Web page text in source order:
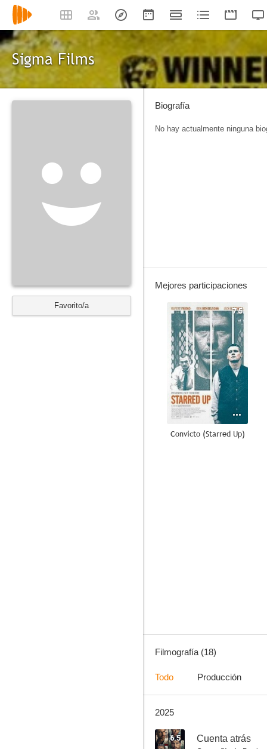
Sigma Films
Favorito/a
Biografía
No hay actualmente ninguna
Mejores participaciones
7.5
Convicto (Starred Up)
--
Filmografía (18)
Todo Producción
2025
6.5 Cuenta atrás